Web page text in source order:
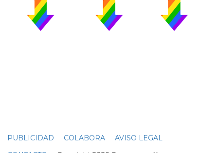
PUBLICIDAD COLABORA
AVISO LEGAL